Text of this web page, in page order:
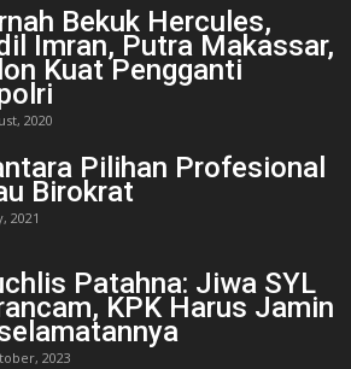
Bekuk Hercules,
Imran, Putra Makassar,
Kuat Pengganti
2020
Pilihan Profesional
Birokrat
2021
Patahna: Jiwa SYL
KPK Harus Jamin
2023